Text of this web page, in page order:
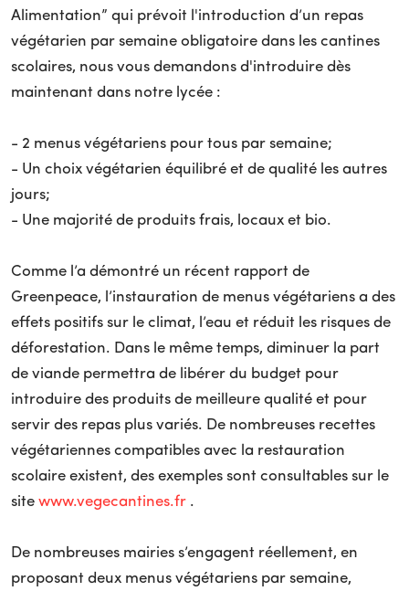
Alimentation” qui prévoit l'introduction d’un repas
végétarien par semaine obligatoire dans les cantines
scolaires, nous vous demandons d'introduire dès
maintenant dans notre lycée :
- 2 menus végétariens pour tous par semaine;
- Un choix végétarien équilibré et de qualité les autres
jours;
- Une majorité de produits frais, locaux et bio.
Comme l’a démontré un récent rapport de
Greenpeace, l’instauration de menus végétariens a des
effets positifs sur le climat, l’eau et réduit les risques de
déforestation. Dans le même temps, diminuer la part
de viande permettra de libérer du budget pour
introduire des produits de meilleure qualité et pour
servir des repas plus variés. De nombreuses recettes
végétariennes compatibles avec la restauration
scolaire existent, des exemples sont consultables sur le
site www.vegecantines.fr .
De nombreuses mairies s’engagent réellement, en
proposant deux menus végétariens par semaine,